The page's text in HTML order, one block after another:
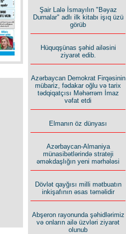
Şair Lalə İsmayılın "Bəyaz
Durnalar" adlı ilk kitabı işıq üzü
görüb
Hüquqşünas şəhid ailəsini
ziyarət edib.
Azərbaycan Demokrat Firqəsinin
mübariz, fədakar oğlu və tarix
tədqiqatçısı Məhərrəm İmaz
vəfat etdi
Elmanın öz dünyası
Azərbaycan-Almaniya
münasibətlərində strateji
əməkdaşlığın yeni mərhələsi
Dövlət qayğısı milli mətbuatın
inkişafının əsas təməlidir
Abşeron rayonunda şəhidlərimiz
və onların ailə üzvləri ziyarət
olunub